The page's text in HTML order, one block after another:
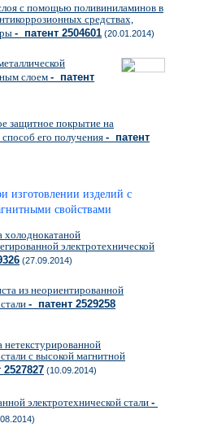
с помощью поливиниламинов в
средствах,
- патент 2504601 (20.01.2014)
слоем- патент
защитное покрытие на
его получения- патент
изготовлении изделий с
свойствами
холоднокатаной
электротехнической
(27.09.2014)
из неориентированной
- патент 2529258
нетекстурированной
с высокой магнитной
(10.09.2014)
электротехнической стали -